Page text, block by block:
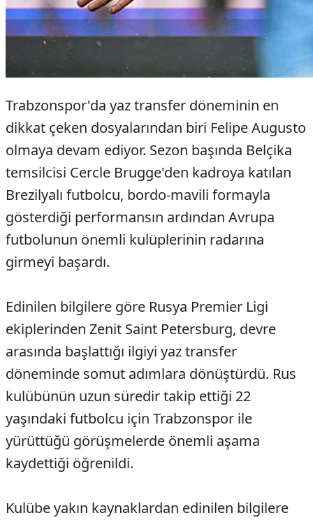
Trabzonspor'da yaz transfer döneminin en
dikkat çeken dosyalarından biri Felipe Augusto
olmaya devam ediyor. Sezon başında Belçika
temsilcisi Cercle Brugge'den kadroya katılan
Brezilyalı futbolcu, bordo-mavili formayla
gösterdiği performansın ardından Avrupa
futbolunun önemli kulüplerinin radarına
girmeyi başardı.
Edinilen bilgilere göre Rusya Premier Ligi
ekiplerinden Zenit Saint Petersburg, devre
arasında başlattığı ilgiyi yaz transfer
döneminde somut adımlara dönüştürdü. Rus
kulübünün uzun süredir takip ettiği 22
yaşındaki futbolcu için Trabzonspor ile
yürüttüğü görüşmelerde önemli aşama
kaydettiği öğrenildi.
Kulübe yakın kaynaklardan edinilen bilgilere